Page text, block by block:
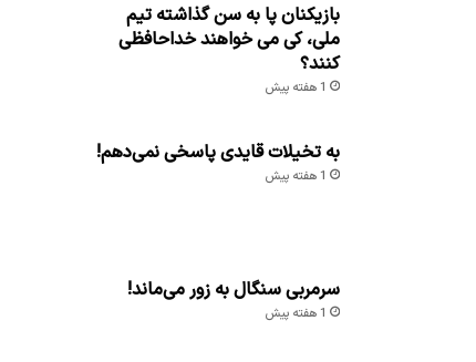
بازیکنان پا به سن گذاشته تیم
ملی، کی می خواهند خداحافظی
کنند؟
1 هفته پیش
به تخیلات قایدی پاسخی نمی‌دهم!
1 هفته پیش
سرمربی سنگال به زور می‌ماند!
1 هفته پیش